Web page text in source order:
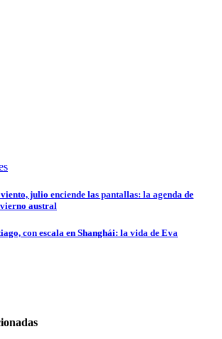
julio enciende las pantallas: la agenda de
austral
con escala en Shanghái: la vida de Eva